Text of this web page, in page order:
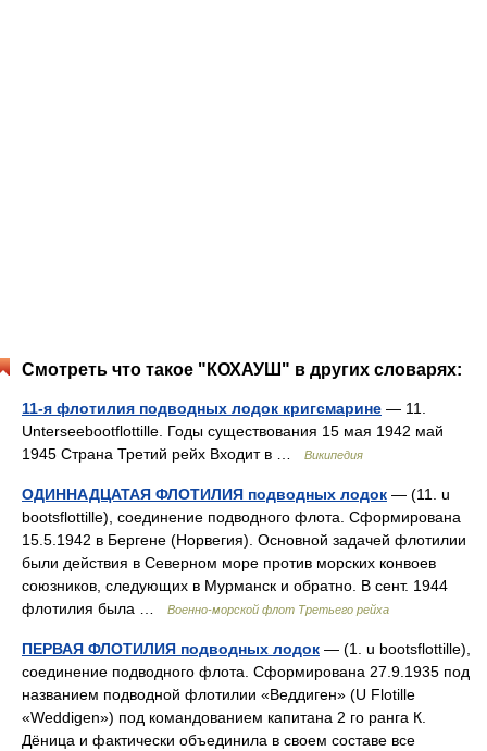
Смотреть что такое "КОХАУШ" в других словарях:
11-я флотилия подводных лодок кригсмарине — 11.
Unterseebootflottille. Годы существования 15 мая 1942 май
1945 Страна Третий рейх Входит в …
Википедия
ОДИННАДЦАТАЯ ФЛОТИЛИЯ подводных лодок — (11. u
bootsflottille), соединение подводного флота. Сформирована
15.5.1942 в Бергене (Норвегия). Основной задачей флотилии
были действия в Северном море против морских конвоев
союзников, следующих в Мурманск и обратно. В сент. 1944
флотилия была …
Военно-морской флот Третьего рейха
ПЕРВАЯ ФЛОТИЛИЯ подводных лодок — (1. u bootsflottille),
соединение подводного флота. Сформирована 27.9.1935 под
названием подводной флотилии «Веддиген» (U Flotille
«Weddigen») под командованием капитана 2 го ранга К.
Дёница и фактически объединила в своем составе все